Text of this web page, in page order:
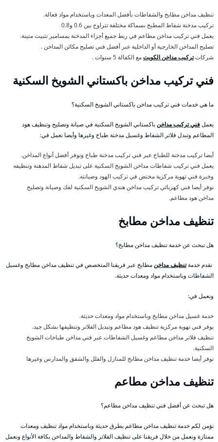
تنظيف مداخن مطابخ والشفاطات بأفضل المعدات وباستخدام مواد فعالة.
تركيب مدخنة شفاط المطبخ بسماكة مختلفة تتراوح بين 0.6 و0.8
يعمل فني تركيب مداخن مطاعم في ربط جميع أجزاء المدخنة بمسامير تثبيت متينة.
تصليح المداخن الخارجية أو الداخلية عبر أفضل فني تصليح مكائن المداخن .
شركاتتركيب مداخن الكويتمع الكفالة 5 سنوات .
فني تركيب مداخن باكستاني الشويخ السكنية
ما هي خدمات فني تركيب مداخن باكستاني الشويخ السكنية؟
يعملفني تركيب مداخنباكستاني الشويخ السكنية في صيانة وتصليح وتنظيف هود
المطاعم وتبدل فلاتر الشفاط وغسيل مدخنة طباخ وغيرها وأيضا نعمل في:
أيضا تركيب مدخنة للطباخ عبر فني تركيب مدخنة طباخ ونوفر أفضل أنواع المداخن.
يعمل فني تركيب شفاطات مداخن الشويخ السكنية على تبديل شفاط المدهنة وتنظيفه
وخبرة فني تهوية مركزية مختص في تركيب الهود وصيانته.
نوفر أيضا فني كهربائي تركيب مداخن هندي الشويخ السكنية لفك وصيانة وتصليح
مداخن هود مطاعم.
تنظيف مداخن مطابخ
هل تبحث عن خدمة تنظيف مداخن مطابخ؟
نقدم خدمةتنظيف مداخنمطابخ عبر فريقنا المتخصص في تنظيف مداخن مطابخ وغسيل
الشفاطات وباستخدام مواد ومعدات حديثة.
ونعمل في:
خدمة غسيل مداخن مطابخ وباستخدام مواد ومعدات حديثة.
يوفر فني تهوية مركزية تنظيف هود مطاعم وتبديل الفلاتر وتنظيفها بشكل جيد.
تنظيف فلاتر مداخن مطاعم وغسيل الشفاطات عبر فني مداخن طباخات الشويخ
السكنية.
نوفر أيضا خدمة تنظيف مداخن مطابخ للمنازل والفلل والشقق والمدارس وغيرها
تنظيف مداخن مطاعم
هل تبحث عن أفضل فني تنظيف مداخن مطاعم؟
نؤمن لكم خدمة تنظيف مداخن مطاعم بطرق حديثة وباستخدام مواد تنظيف ومعدات
ممتازة ونعمل من خلال فريقنا على تنظيف الفلاتر والشفاط والمداخن بكافة الأنواع ونعمل